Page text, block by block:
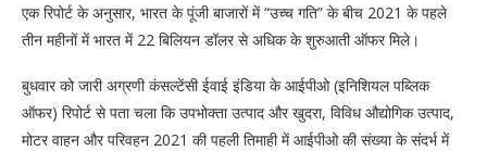
एक रिपोर्ट के अनुसार, भारत के पूंजी बाजारों में “उच्च गति” के बीच 2021 के पहले
तीन महीनों में भारत में 22 बिलियन डॉलर से अधिक के शुरुआती ऑफर मिले।
बुधवार को जारी अग्रणी कंसल्टेंसी ईवाई इंडिया के आईपीओ (इनिशियल पब्लिक
ऑफर) रिपोर्ट से पता चला कि उपभोक्ता उत्पाद और खुदरा, विविध औद्योगिक उत्पाद,
मोटर वाहन और परिवहन 2021 की पहली तिमाही में आईपीओ की संख्या के संदर्भ में